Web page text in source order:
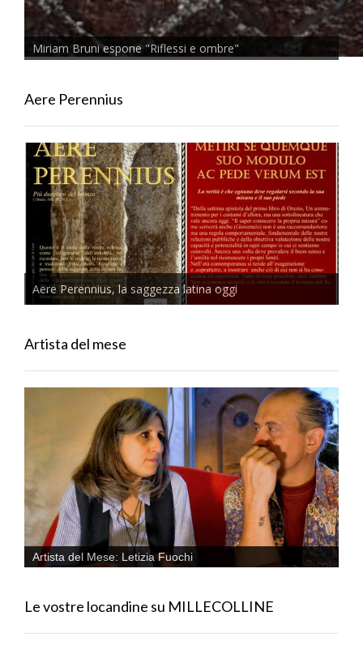
Miriam Bruni espone "Riflessi e ombre"
Aere Perennius
Aere Perennius, la saggezza latina oggi
Artista del mese
Artista del Mese: Letizia Fuochi
Le vostre locandine su MILLECOLLINE